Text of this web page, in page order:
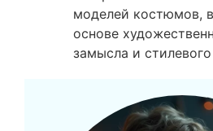
моделей костюмов,
основе
замысла и